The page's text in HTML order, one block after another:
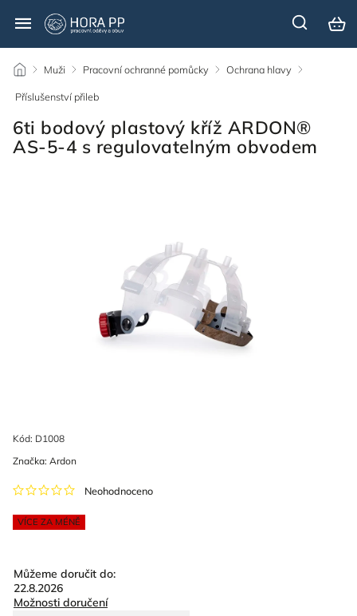
/ Muži / Pracovní ochranné pomůcky / Ochrana hlavy /
Příslušenství přileb
6ti bodový plastový kříž ARDON®
AS-5-4 s regulovatelným obvodem
Kód: D1008
VÍCE ZA MÉNĚ
Neohodnoceno
Značka: Ardon
Můžeme doručit do:
22.8.2026
Možnosti doručení